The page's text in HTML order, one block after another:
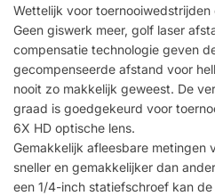
Wettelijk voor
Geen giswerk meer, golf laser
compensatie technologie geven
gecompenseerde afstand voor
nooit zo makkelijk geweest. De
graad is goedgekeurd voor
6X HD optische lens.
Gemakkelijk afleesbare metingen
sneller en gemakkelijker dan
een 1/4-inch statiefschroef kan